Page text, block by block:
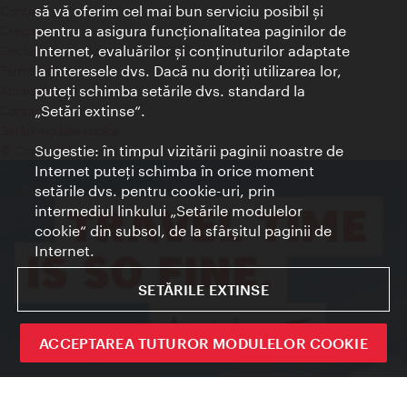
Contact
Credits
Declaraţie privind protecţia datelor
Terms of Use
Accesibilitate
Contact presa
© Copyright Wien Tourismus
să vă oferim cel mai bun serviciu posibil şi
pentru a asigura funcţionalitatea paginilor de
Internet, evaluărilor şi conţinuturilor adaptate
la interesele dvs. Dacă nu doriţi utilizarea lor,
puteţi schimba setările dvs. standard la
„Setări extinse“.
Sugestie: în timpul vizitării paginii noastre de
Internet puteţi schimba în orice moment
setările dvs. pentru cookie-uri, prin
intermediul linkului „Setările modulelor
cookie“ din subsol, de la sfârşitul paginii de
Internet.
SETĂRILE EXTINSE
ACCEPTAREA TUTUROR MODULELOR COOKIE